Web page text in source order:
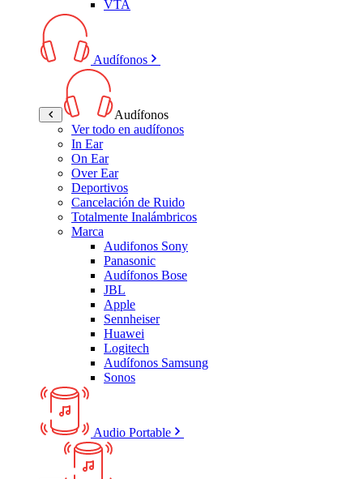
VTA
Audífonos
Audífonos
Ver todo en audífonos
In Ear
On Ear
Over Ear
Deportivos
Cancelación de Ruido
Totalmente Inalámbricos
Marca
Audifonos Sony
Panasonic
Audífonos Bose
JBL
Apple
Sennheiser
Huawei
Logitech
Audífonos Samsung
Sonos
Audio Portable